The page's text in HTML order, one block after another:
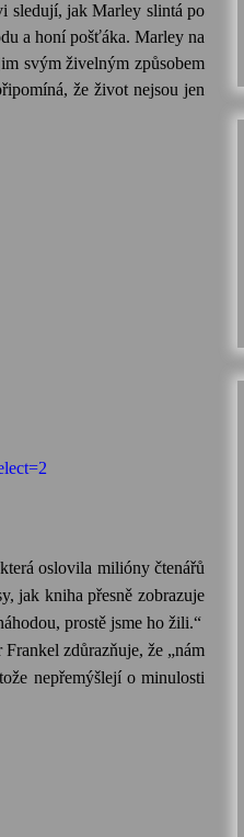
sledují, jak Marley slintá po
a honí pošťáka. Marley na
svým živelným způsobem
že život nejsou jen
oslovila milióny čtenářů
jak kniha přesně zobrazuje
prostě jsme ho žili.“
zdůrazňuje, že „nám
nepřemýšlejí o minulosti